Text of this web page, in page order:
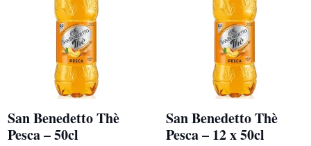
San Benedetto Thè
Pesca – 50cl
San Benedetto Thè
Pesca – 12 x 50cl